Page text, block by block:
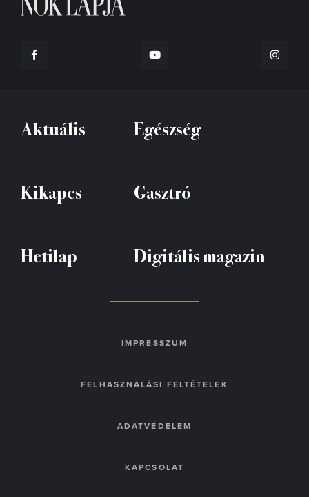
Aktuális Egészség
Kikapcs Gasztró
Hetilap Digitális magazin
IMPRESSZUM
FELHASZNÁLÁSI FELTÉTELEK
ADATVÉDELEM
KAPCSOLAT